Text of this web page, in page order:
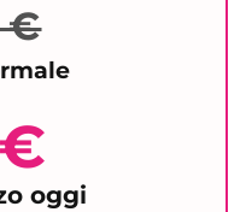
€
oggi